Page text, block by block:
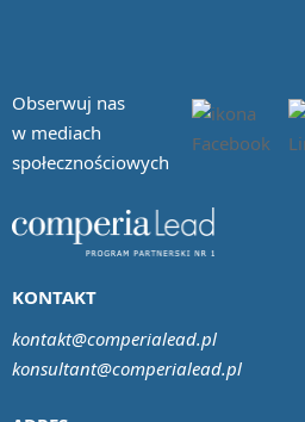
Obserwuj nas
w mediach
społecznościowych
KONTAKT
kontakt@comperialead.pl
konsultant@comperialead.pl